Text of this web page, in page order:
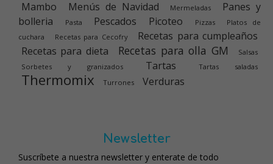
Mambo Menús de Navidad Mermeladas
Panes y
bolleria
Pasta Pescados Picoteo Pizzas
Platos de
cuchara
Recetas para Cecofry
Recetas para cumpleaños
Recetas para dieta
Recetas para olla GM
Salsas
Sorbetes y granizados
Tartas Tartas saladas
Thermomix Turrones Verduras
Newsletter
Suscríbete a nuestra newsletter y enterate de todo